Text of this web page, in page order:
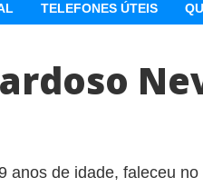
TELEFONES ÚTEIS
anos de idade, faleceu